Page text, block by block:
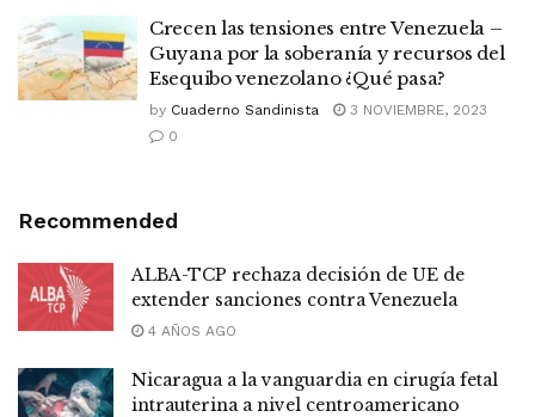
Crecen las tensiones entre Venezuela –
Guyana por la soberanía y recursos del
Esequibo venezolano ¿Qué pasa?
by Cuaderno Sandinista
3 NOVIEMBRE, 2023
0
Recommended
ALBA-TCP rechaza decisión de UE de
extender sanciones contra Venezuela
4 AÑOS AGO
Nicaragua a la vanguardia en cirugía fetal
intrauterina a nivel centroamericano